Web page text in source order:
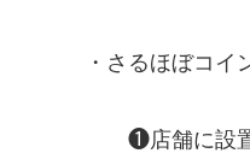
・さるほぼコイ
❶店舗に設置し